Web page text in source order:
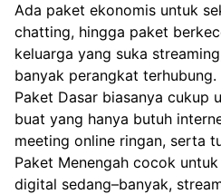
Ada paket ekonomis untuk
chatting, hingga paket
keluarga yang suka
banyak perangkat terhubung.
Paket Dasar biasanya cukup
buat yang hanya butuh
meeting online ringan, serta
Paket Menengah cocok
digital sedang–banyak,